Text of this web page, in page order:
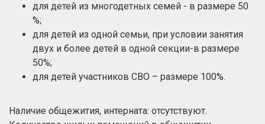
для детей из многодетных семей - в размере 50
%;
для детей из одной семьи, при условии занятия
двух и более детей в одной секции-в размере
50%;
для детей участников СВО – размере 100%.
Наличие общежития, интерната: отсутствуют.